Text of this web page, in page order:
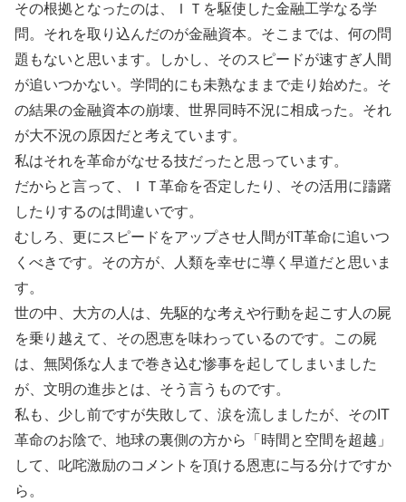
その根拠となったのは、ＩＴを駆使した金融工学なる学
問。それを取り込んだのが金融資本。そこまでは、何の問
題もないと思います。しかし、そのスピードが速すぎ人間
が追いつかない。学問的にも未熟なままで走り始めた。そ
の結果の金融資本の崩壊、世界同時不況に相成った。それ
が大不況の原因だと考えています。
私はそれを革命がなせる技だったと思っています。
だからと言って、ＩＴ革命を否定したり、その活用に躊躇
したりするのは間違いです。
むしろ、更にスピードをアップさせ人間がIT革命に追いつ
くべきです。その方が、人類を幸せに導く早道だと思いま
す。
世の中、大方の人は、先駆的な考えや行動を起こす人の屍
を乗り越えて、その恩恵を味わっているのです。この屍
は、無関係な人まで巻き込む惨事を起してしまいました
が、文明の進歩とは、そう言うものです。
私も、少し前ですが失敗して、涙を流しましたが、そのIT
革命のお陰で、地球の裏側の方から「時間と空間を超越」
して、叱咤激励のコメントを頂ける恩恵に与る分けですか
ら。